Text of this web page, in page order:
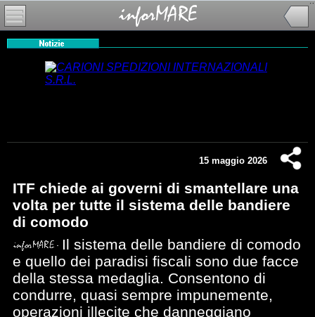
15 maggio 2026
ITF chiede ai governi di smantellare una
volta per tutte il sistema delle bandiere
di comodo
Il sistema delle bandiere di comodo
e quello dei paradisi fiscali sono due facce
della stessa medaglia. Consentono di
condurre, quasi sempre impunemente,
operazioni illecite che danneggiano